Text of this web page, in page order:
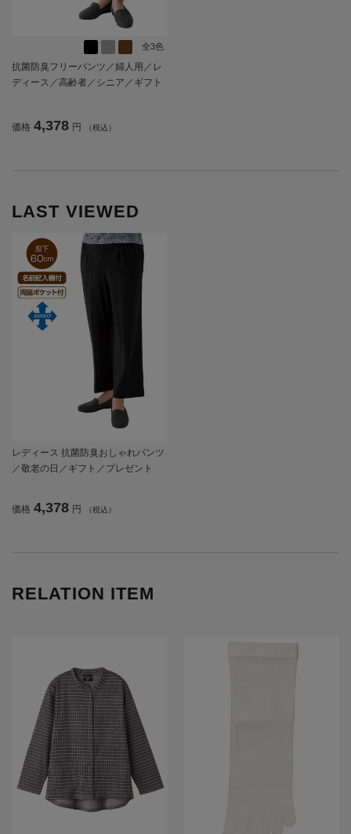
全3色
抗菌防臭フリーパンツ／婦人用／レ
ディース／高齢者／シニア／ギフト
価格 4,378 円 （税込）
LAST VIEWED
レディース 抗菌防臭おしゃれパンツ
／敬老の日／ギフト／プレゼント
価格 4,378 円 （税込）
RELATION ITEM